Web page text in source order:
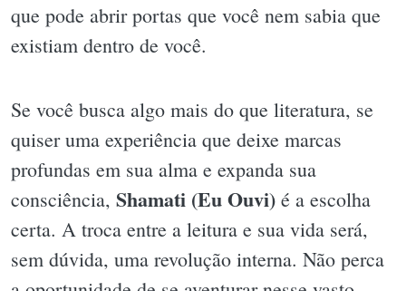
que pode abrir portas que você nem sabia que
existiam dentro de você.
Se você busca algo mais do que literatura, se
quiser uma experiência que deixe marcas
profundas em sua alma e expanda sua
consciência, Shamati (Eu Ouvi) é a escolha
certa. A troca entre a leitura e sua vida será,
sem dúvida, uma revolução interna. Não perca